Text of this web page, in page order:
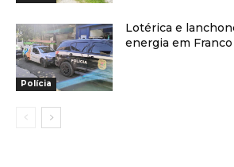
Polícia
Lotérica e
energia em